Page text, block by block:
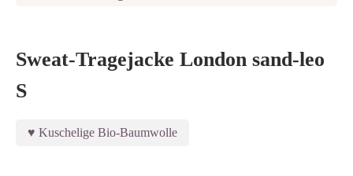
Sweat-Tragejacke London sand-leo
S
Kuschelige Bio-Baumwolle